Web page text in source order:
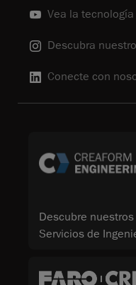
Vea la
Descubra
Conecte con
Descubre nuestros
Servicios de